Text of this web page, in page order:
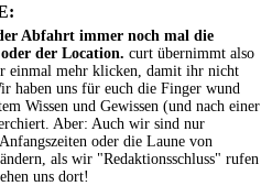
Abfahrt immer noch mal die
der Location. curt übernimmt also
einmal mehr klicken, damit ihr nicht
haben uns für euch die Finger wund
Wissen und Gewissen (und nach einer
Aber: Auch wir sind nur
oder die Laune von
als wir "Redaktionsschluss" rufen
uns dort!